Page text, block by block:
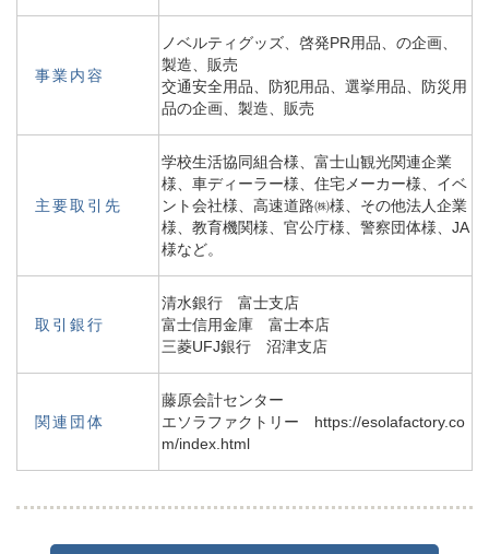
事業内容
ノベルティグッズ、啓発PR用品、の企画、
製造、販売
交通安全用品、防犯用品、選挙用品、防災用
品の企画、製造、販売
主要取引先
学校生活協同組合様、富士山観光関連企業
様、車ディーラー様、住宅メーカー様、イベ
ント会社様、高速道路㈱様、その他法人企業
様、教育機関様、官公庁様、警察団体様、JA
様など。
取引銀行
清水銀行 富士支店
富士信用金庫 富士本店
三菱UFJ銀行 沼津支店
関連団体
藤原会計センター
エソラファクトリー https://esolafactory.co
m/index.html